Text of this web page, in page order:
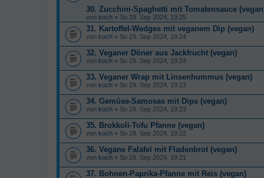
30. Zucchini-Spaghetti mit Tomatensauce
von koch » So 29. Sep 2024, 19:25
31. Kartoffel-Wedges mit veganem Dip (vegan)
von koch » So 29. Sep 2024, 19:24
32. Veganer Döner aus Jackfrucht (vegan)
von koch » So 29. Sep 2024, 19:24
33. Veganer Wrap mit Linsenhummus (vegan)
von koch » So 29. Sep 2024, 19:23
34. Gemüse-Samosas mit Dips (vegan)
von koch » So 29. Sep 2024, 19:23
35. Brokkoli-Tofu Pfanne (vegan)
von koch » So 29. Sep 2024, 19:22
36. Vegane Falafel mit Fladenbrot (vegan)
von koch » So 29. Sep 2024, 19:21
37. Bohnen-Paprika-Pfanne mit Reis (vegan)